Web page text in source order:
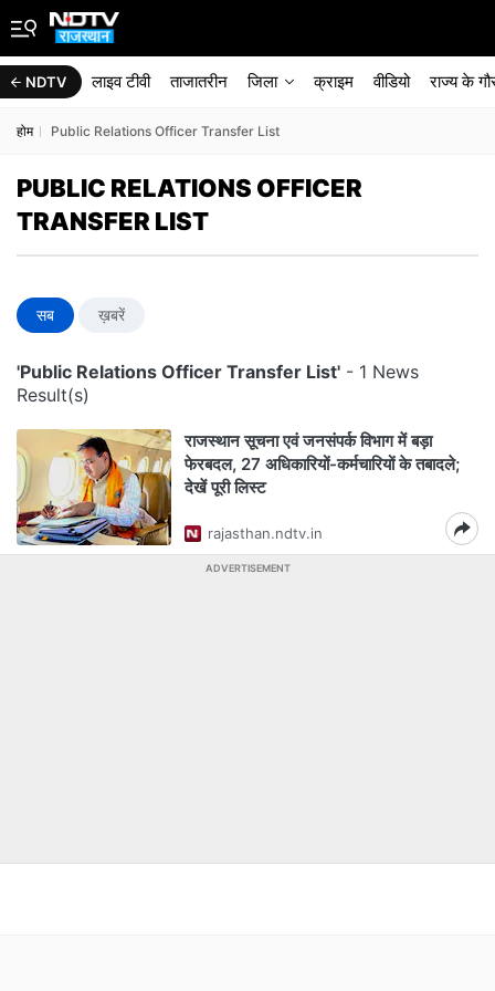
NDTV लाइव टीवी ताजातरीन जिला क्राइम वीडियो राज्‍य के
होम Public Relations Officer Transfer List
PUBLIC RELATIONS OFFICER
TRANSFER LIST
सब ख़बरें
'Public Relations Officer Transfer List' - 1 News
Result(s)
राजस्थान सूचना एवं जनसंपर्क विभाग में बड़ा
फेरबदल, 27 अधिकारियों-कर्मचारियों के तबादले;
देखें पूरी लिस्ट
rajasthan.ndtv.in
ADVERTISEMENT